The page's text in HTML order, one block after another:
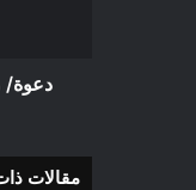
دعوة/
مقالات